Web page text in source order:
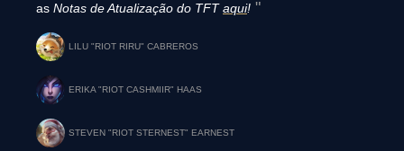
as Notas de Atualização do TFTaqui!
LILU "RIOT RIRU" CABREROS
ERIKA "RIOT CASHMIIR" HAAS
STEVEN "RIOT STERNEST" EARNEST